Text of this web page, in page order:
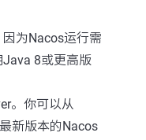
为Nacos运行需
8或更高版
。你可以从
新版本的Nacos